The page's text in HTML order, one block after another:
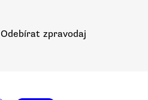
Odebírat zpravodaj